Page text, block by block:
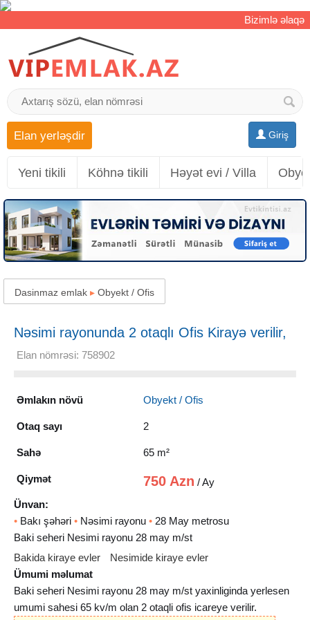
Bizimlə əlaqə
Giriş
Elan yerləşdir
Yeni tikili Köhnə tikili Həyət evi / Villa
Dasinmaz emlak ▸ Obyekt / Ofis
Nəsimi rayonunda 2 otaqlı Ofis Kirayə verilir,
65 m²
Elan nömrəsi: 758902
Əmlakın növü Obyekt / Ofis
Otaq sayı 2
Sahə 65 m²
Qiymət 750 Azn / Ay
Ünvan:
• Bakı şəhəri • Nəsimi rayonu • 28 May metrosu
Baki seheri Nesimi rayonu 28 may m/st
Bakida kiraye evler
Nesimide kiraye evler
Ümumi məlumat
Baki seheri Nesimi rayonu 28 may m/st yaxinliginda yerlesen
umumi sahesi 65 kv/m olan 2 otaqli ofis icareye verilir.